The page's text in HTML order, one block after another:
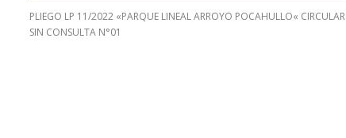
PLIEGO LP 11/2022 «PARQUE LINEAL ARROYO POCAHULLO« CIRCULAR
SIN CONSULTA N°01